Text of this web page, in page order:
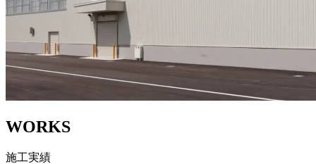
WORKS
施工実績